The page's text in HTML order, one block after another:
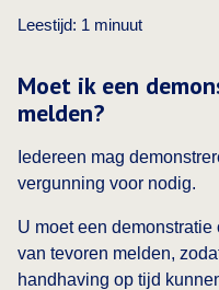
Leestijd: 1 minuut
Moet ik een
melden?
Iedereen mag
vergunning voor nodig.
U moet een
van tevoren melden,
handhaving op tijd